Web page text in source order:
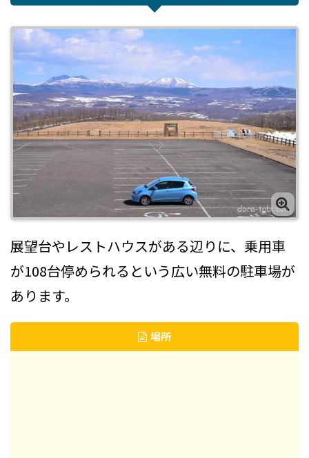
展望台やレストハウスがある辺りに、乗用車
が108台停められるという広い無料の駐車場が
あります。
場所